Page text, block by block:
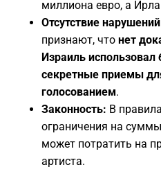
миллиона евро, а
Отсутствие
признают, что нет
Израиль использовал
секретные приемы
голосованием.
Законность: В
ограничения на
может потратить на
артиста.